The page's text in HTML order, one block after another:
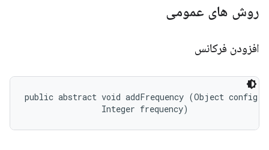
روش های عمومی
افزودن فرکانس
public abstract void addFrequency (Object config,
                Integer frequency)